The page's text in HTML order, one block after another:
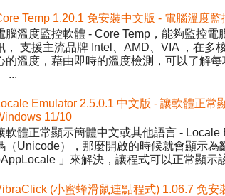
Temp 1.20.1 免安裝中文版 - 電腦溫度監
腦溫度監控軟體 - Core Temp，能夠監控
， 支援主流品牌 Intel、AMD、VIA ，在多
的溫度，藉由即時的溫度檢測，可以了解
...
Emulator 2.5.0.1 中文版 - 讓軟體正
11/10
軟體正常顯示簡體中文或其他語言 -
（Unicode），那麼開啟的時候就會顯示為
」來解決，讓程式可以正常顯示
(小蜜蜂滑鼠連點程式) 1.06.7 免